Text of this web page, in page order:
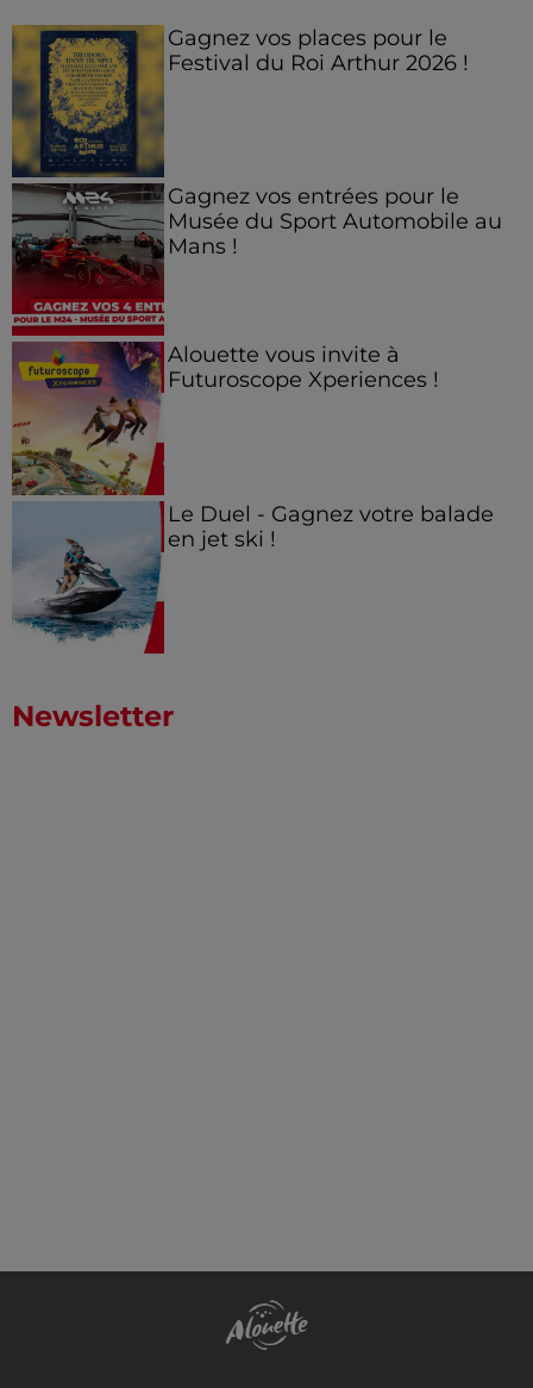
Gagnez vos places pour le
Festival du Roi Arthur 2026 !
Gagnez vos entrées pour le
Musée du Sport Automobile au
Mans !
Alouette vous invite à
Futuroscope Xperiences !
Le Duel - Gagnez votre balade
en jet ski !
Newsletter